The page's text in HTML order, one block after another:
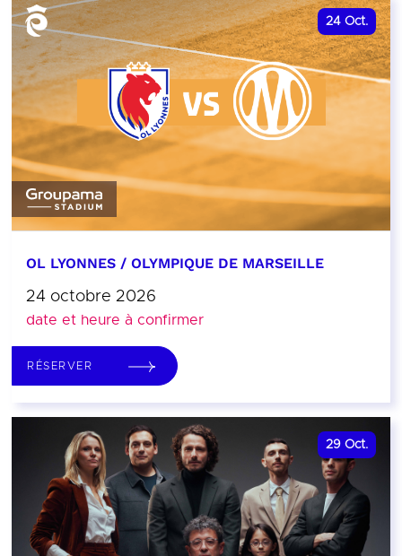
24 Oct.
OL LYONNES / OLYMPIQUE DE MARSEILLE
24 octobre 2026
date et heure à confirmer
RÉSERVER
29 Oct.